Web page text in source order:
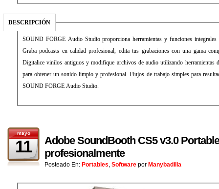
DESCRIPCIÓN
SOUND FORGE Audio Studio proporciona herramientas y funciones integrales
Graba podcasts en calidad profesional, edita tus grabaciones con una gama
Digitalice vinilos antiguos y modifique archivos de audio utilizando herramientas
para obtener un sonido limpio y profesional. Flujos de trabajo simples para
SOUND FORGE Audio Studio.
mayo
11
Adobe SoundBooth CS5 v3.0
profesionalmente
Posteado En: Portables, Software por Manybadilla